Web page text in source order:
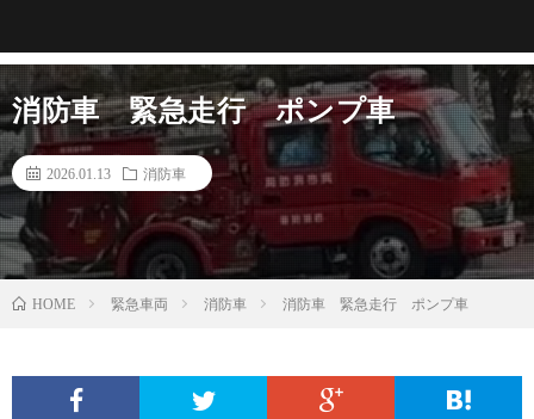
消防車 緊急走行 ポンプ車
2026.01.13 消防車
HOME 緊急車両 消防車 消防車 緊急走行 ポンプ車